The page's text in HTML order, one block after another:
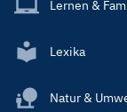
Lernen &
Lexika
Natur &